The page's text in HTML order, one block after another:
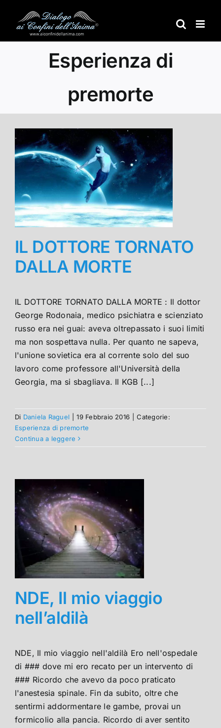
contenuto
Esperienza di
premorte
IL DOTTORE TORNATO
DALLA MORTE
IL DOTTORE TORNATO DALLA MORTE : Il dottor
George Rodonaia, medico psichiatra e scienziato
russo era nei guai: aveva oltrepassato i suoi limiti
ma non sospettava nulla. Per quanto ne sapeva,
l'unione sovietica era al corrente solo del suo
lavoro come professore all'Università della
Georgia, ma si sbagliava. Il KGB [...]
Di Daniela Raguel 19 Febbraio 2016
Categorie:
Esperienza di premorte
Continua a leggere
NDE, Il mio viaggio
nell’aldilà
NDE, Il mio viaggio nell'aldilà Ero nell'ospedale
di ### dove mi ero recato per un intervento di
### Ricordo che avevo da poco praticato
l'anestesia spinale. Fin da subito, oltre che
sentirmi addormentare le gambe, provai un
formicolio alla pancia. Ricordo di aver sentito